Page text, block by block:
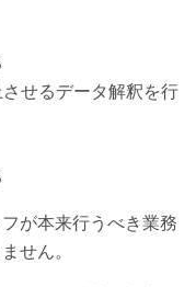
せるデータ解釈を行
が本来行うべき業務
せん。